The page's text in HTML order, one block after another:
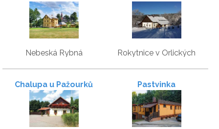
Nebeská Rybná
Rokytnice v Orlických
horách
Chalupa u Pažourků
Pastvinka